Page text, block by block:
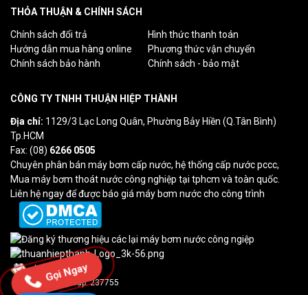
Gọi Ngay
THỎA THUẬN & CHÍNH SÁCH
Chính sách đổi trả
Hình thức thanh toán
Hướng dẫn mua hàng online
Phương thức vận chuyển
Chính sách bảo hành
Chính sách - bảo mật
CÔNG TY TNHH THUẬN HIỆP THÀNH
Địa chỉ: 1129/3 Lạc Long Quân, Phường Bảy Hiền (Q.Tân Bình)
Tp.HCM
Fax: (08) 6266 0505
Chuyên phân bán máy bơm cấp nước, hệ thống cấp nước pccc,
Mua máy bơm thoát nước công nghiệp tại tphcm và toàn quốc.
Liên hệ ngay để được báo giá máy bơm nước cho công trình
Lượt truy cập: 0
Tổng truy cập: 237755